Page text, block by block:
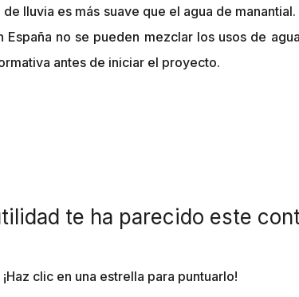
lluvia es más suave que el agua de
no se pueden mezclar los usos de
antes de iniciar el proyecto.
te ha parecido este
¡Haz clic en una estrella para puntuarlo!